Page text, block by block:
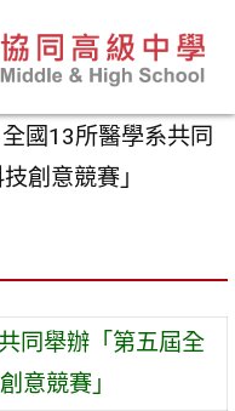
全國13所醫學系共同
創意競賽」
同舉辦「第五屆全
意競賽」